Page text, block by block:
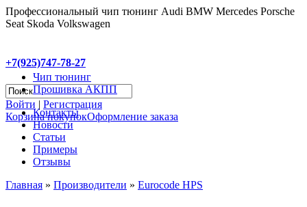
Профессиональный чип тюнинг Audi BMW Mercedes Porsche
Seat Skoda Volkswagen
+7(925)747-78-27
Войти | Регистрация
Корзина покупокОформление заказа
Чип тюнинг
Прошивка АКПП
Контакты
Новости
Статьи
Примеры
Отзывы
Главная » Производители » Eurocode HPS